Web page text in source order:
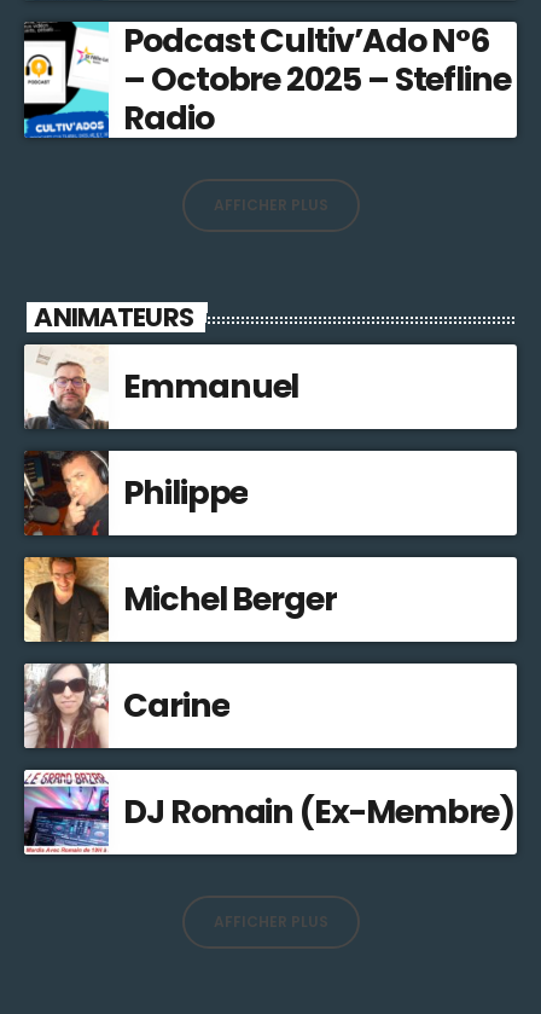
Podcast Cultiv’Ado N°6
– Octobre 2025 – Stefline
Radio
AFFICHER PLUS
ANIMATEURS
Emmanuel
Philippe
Michel Berger
Carine
DJ Romain (Ex-Membre)
AFFICHER PLUS